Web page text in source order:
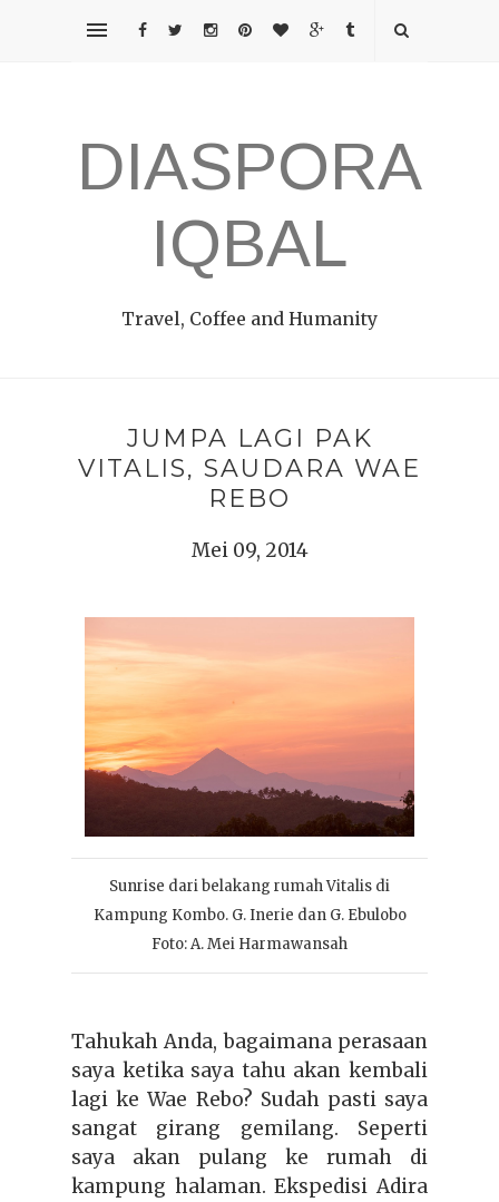
DIASPORA
IQBAL
Travel, Coffee and Humanity
JUMPA LAGI PAK
VITALIS, SAUDARA WAE
REBO
Mei 09, 2014
Sunrise dari belakang rumah Vitalis di
Kampung Kombo. G. Inerie dan G. Ebulobo
Foto: A. Mei Harmawansah
Tahukah Anda, bagaimana perasaan
saya ketika saya tahu akan kembali
lagi ke Wae Rebo? Sudah pasti saya
sangat girang gemilang. Seperti
saya akan pulang ke rumah di
kampung halaman. Ekspedisi Adira